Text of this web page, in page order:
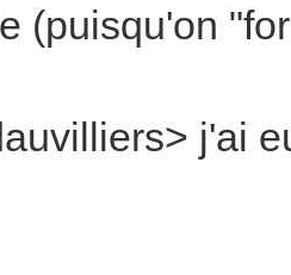
(puisqu'on
j'ai